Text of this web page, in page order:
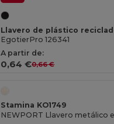
Llavero de plástico
EgotierPro 126341
A partir de:
0,64 €0,66 €
Stamina KO1749